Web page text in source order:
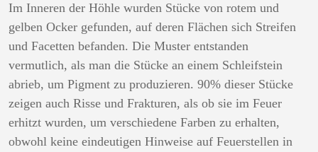
Im Inneren der Höhle wurden Stücke von rotem und
gelben Ocker gefunden, auf deren Flächen sich Streifen
und Facetten befanden. Die Muster entstanden
vermutlich, als man die Stücke an einem Schleifstein
abrieb, um Pigment zu produzieren. 90% dieser Stücke
zeigen auch Risse und Frakturen, als ob sie im Feuer
erhitzt wurden, um verschiedene Farben zu erhalten,
obwohl keine eindeutigen Hinweise auf Feuerstellen in